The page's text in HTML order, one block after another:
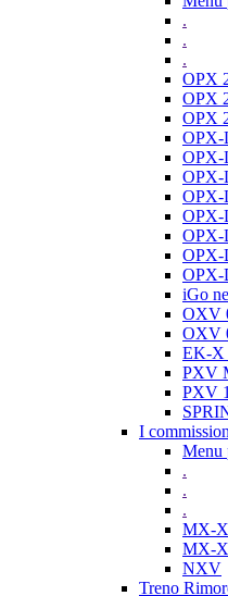
.
.
.
OPX
OPX
OPX
OPX-
OPX-
OPX-
OPX-
OPX-
OPX-
OPX-
OPX-
iGo
OXV
OXV
EK-X
PXV
PXV
I
Menu
.
.
.
MX-X
MX-
NXV
Treno